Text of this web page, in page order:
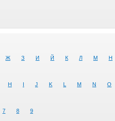
Ж З И Й К Л М Н
H I J K L M N O
7 8 9